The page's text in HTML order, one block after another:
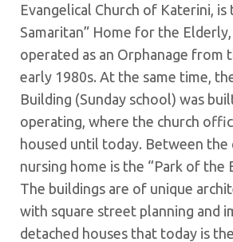
Evangelical Church of Katerini, is
Samaritan” Home for the
operated as an Orphanage from
early 1980s. At the same time,
Building (Sunday school) was
operating, where the church
housed until today. Between the
nursing home is the “Park of the
The buildings are of unique
with square street planning and
detached houses that today is